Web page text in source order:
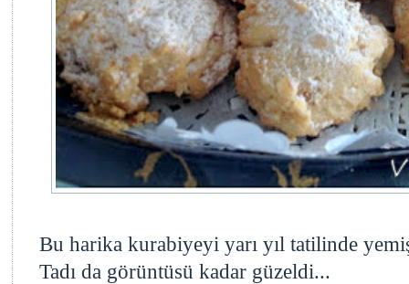
Bu harika kurabiyeyi yarı yıl tatilinde
Tadı da görüntüsü kadar güzeldi...